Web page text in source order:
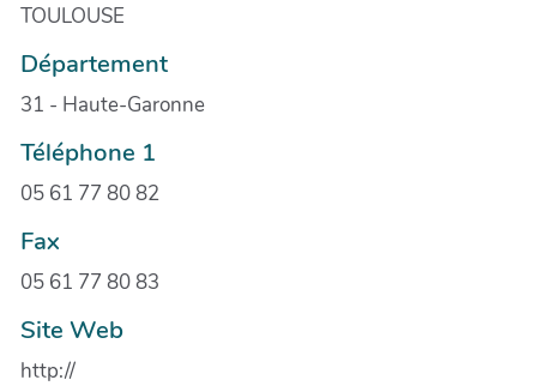
TOULOUSE
Département
31 - Haute-Garonne
Téléphone 1
05 61 77 80 82
Fax
05 61 77 80 83
Site Web
http://